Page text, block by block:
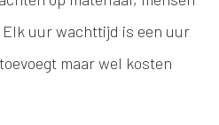
uur wachttijd is een uur
maar wel kosten